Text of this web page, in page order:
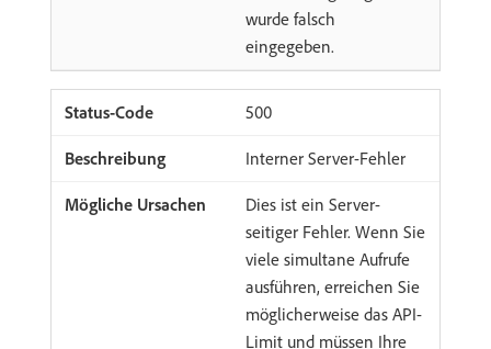
wurde falsch
eingegeben.
500
Interner Server-Fehler
Dies ist ein Server-
seitiger Fehler. Wenn Sie
viele simultane Aufrufe
ausführen, erreichen Sie
möglicherweise das API-
Limit und müssen Ihre